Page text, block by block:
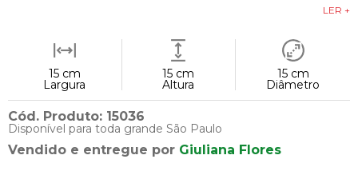
LER +
15 cm
Largura
15 cm
Altura
15 cm
Diâmetro
Cód. Produto: 15036
Disponível para toda grande São Paulo
Vendido e entregue por Giuliana Flores